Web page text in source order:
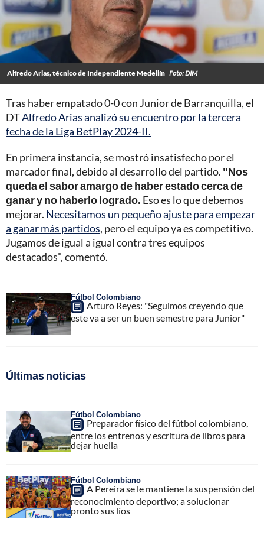
Alfredo Arias, técnico de Independiente Medellín Foto: DIM
Tras haber empatado 0-0 con Junior de Barranquilla, el
DTAlfredo Arias analizó su encuentro por la tercera
fecha de la Liga BetPlay 2024-II.
En primera instancia, se mostró insatisfecho por el
marcador final, debido al desarrollo del partido. "Nos
queda el sabor amargo de haber estado cerca de
ganar y no haberlo logrado. Eso es lo que debemos
mejorar. Necesitamos un pequeño ajuste para empezar
a ganar más partidos, pero el equipo ya es competitivo.
Jugamos de igual a igual contra tres equipos
destacados", comentó.
Fútbol Colombiano
Arturo Reyes: "Seguimos creyendo que
este va a ser un buen semestre para Junior"
Últimas noticias
Fútbol Colombiano
Preparador físico del fútbol colombiano,
entre los entrenos y escritura de libros para
dejar huella
Fútbol Colombiano
A Pereira se le mantiene la suspensión del
reconocimiento deportivo; a solucionar
pronto sus líos